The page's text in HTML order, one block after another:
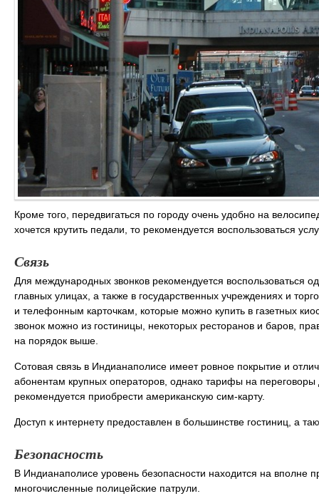
Кроме того, передвигаться по городу очень удобно на
хочется крутить педали, то рекомендуется воспользоваться
Связь
Для международных звонков рекомендуется воспользоваться
главных улицах, а также в государственных учреждениях и
и телефонным карточкам, которые можно купить в газетных
звонок можно из гостиницы, некоторых ресторанов и баров,
на порядок выше.
Сотовая связь в Индианаполисе имеет ровное покрытие и
абонентам крупных операторов, однако тарифы на переговоры
рекомендуется приобрести американскую сим-карту.
Доступ к интернету предоставлен в большинстве гостиниц, а
Безопасность
В Индианаполисе уровень безопасности находится на вполне
многочисленные полицейские патрули.